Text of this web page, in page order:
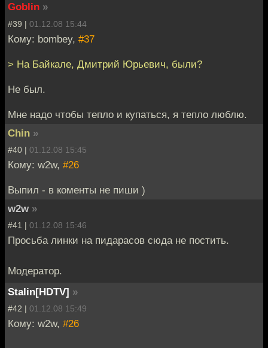
Goblin »
#39 | 01.12.08 15:44
Кому: bombey, #37
> На Байкале, Дмитрий Юрьевич, были?
Не был.
Мне надо чтобы тепло и купаться, я тепло люблю.
Chin »
#40 | 01.12.08 15:45
Кому: w2w, #26
Выпил - в коменты не пиши )
w2w »
#41 | 01.12.08 15:46
Просьба линки на пидарасов сюда не постить.
Модератор.
Stalin[HDTV] »
#42 | 01.12.08 15:49
Кому: w2w, #26